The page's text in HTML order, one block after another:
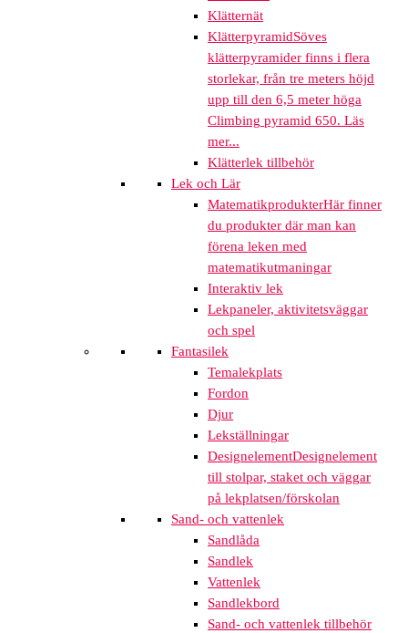
Klätternät
KlätterpyramidSöves
klätterpyramider finns i flera
storlekar, från tre meters höjd
upp till den 6,5 meter höga
Climbing pyramid 650. Läs
mer...
Klätterlek tillbehör
Lek och Lär
MatematikprodukterHär finner
du produkter där man kan
förena leken med
matematikutmaningar
Interaktiv lek
Lekpaneler, aktivitetsväggar
och spel
Fantasilek
Temalekplats
Fordon
Djur
Lekställningar
DesignelementDesignelement
till stolpar, staket och väggar
på lekplatsen/förskolan
Sand- och vattenlek
Sandlåda
Sandlek
Vattenlek
Sandlekbord
Sand- och vattenlek tillbehör